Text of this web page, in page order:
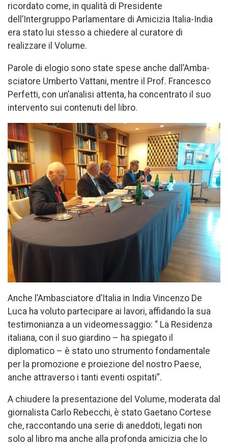
ricordato come, in qualità di Presidente
dell’Intergruppo Parlamentare di Amicizia Italia-India
era stato lui stesso a chiedere al curatore di
realizzare il Volume.
Parole di elogio sono state spese anche dall’Am­ba­
scia­to­re Um­ber­to Vat­ta­ni, mentre il Prof. Fran­ce­sco
Per­fet­ti, con un’analisi attenta, ha concentrato il suo
intervento sui contenuti del libro.
Anche l’Ambasciatore d’Italia in India Vincenzo De
Luca ha voluto partecipare ai lavori, affidando la sua
testimonianza a un videomessaggio: “ La Residenza
italiana, con il suo giardino – ha spiegato il
diplomatico – è stato uno strumento fondamentale
per la promozione e proiezione del nostro Paese,
anche attraverso i tanti eventi ospitati”.
A chiudere la presentazione del Volume, moderata dal
giornalista Carlo Rebecchi, è stato Gaetano Cortese
che, raccontando una serie di aneddoti, legati non
solo al libro ma anche alla profonda amicizia che lo